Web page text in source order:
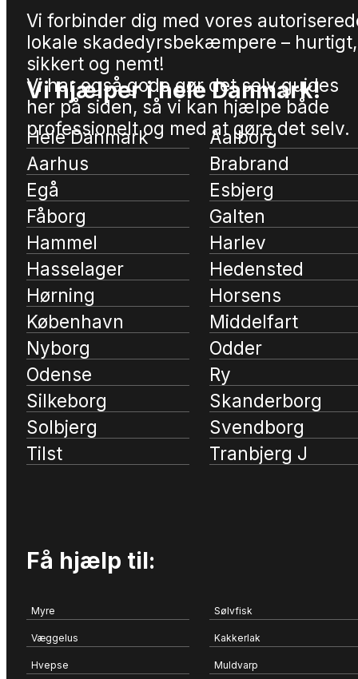
Vi forbinder dig med vores
lokale skadedyrsbekæmpere – hurtigt,
sikkert og nemt!
Vi har også gode gør det selv guides
her på siden, så vi kan hjælpe både
professionelt og med at gøre det selv.
Vi hjælper i hele Danmark!
Hele Danmark
Aalborg
Aarhus
Brabrand
Egå
Esbjerg
Fåborg
Galten
Hammel
Harlev
Hasselager
Hedensted
Hørning
Horsens
København
Middelfart
Nyborg
Odder
Odense
Ry
Silkeborg
Skanderborg
Solbjerg
Svendborg
Tilst
Tranbjerg J
Få hjælp til:
Myre Sølvfisk
Væggelus Kakkerlak
Hvepse Muldvarp